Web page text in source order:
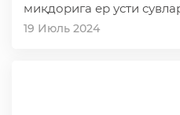
миқдорига ер усти
олинди:
19 Июль 2024